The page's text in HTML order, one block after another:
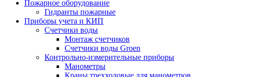
Пожарное оборудование
Гидранты пожарные
Приборы учета и КИП
Счетчики воды
Монтаж счетчиков
Счетчики воды Groen
Контрольно-измерительные приборы
Манометры
Краны трехходовые для манометров